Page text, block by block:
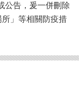
公告，爰一併刪除
」等相關防疫措